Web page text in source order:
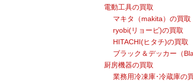
電動工具の買取
マキタ（makita）の買取
ryobi(リョービ)の買取
HITACHI(ヒタチ)の買取
ブラック＆デッカー（
厨房機器の買取
業務用冷凍庫･冷蔵庫の